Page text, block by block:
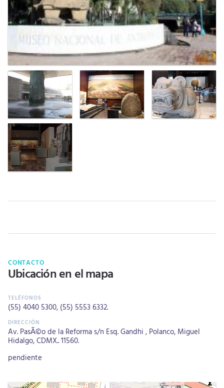
CONTACTO
Ubicación en el mapa
(55) 4040 5300, (55) 5553 6332.
Av. PasÃ©o de la Reforma s/n Esq. Gandhi , Polanco, Miguel
Hidalgo, CDMX.. 11560.
pendiente